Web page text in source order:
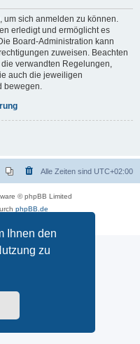
Ihnen den
zu
sich anmelden zu können.
erledigt und ermöglicht es
Board-Administration kann
zuweisen. Beachten
verwandten Regelungen,
auch die jeweiligen
bewegen.
Alle Zeiten sind UTC+02:00
© phpBB Limited
phpBB.de